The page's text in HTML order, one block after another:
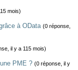
mois)
à OData (0 réponse,
il y a 115 mois)
PME ? (0 réponse, il y